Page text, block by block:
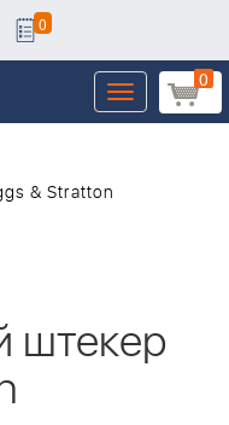
0
0
Toggle
navigation
& Stratton
штекер